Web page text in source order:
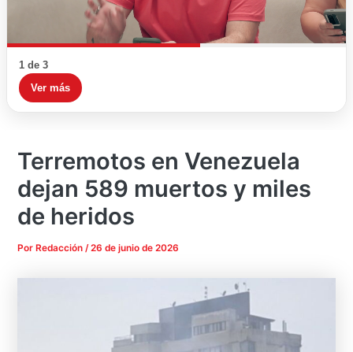
1 de 3
Ver más
Terremotos en Venezuela
dejan 589 muertos y miles
de heridos
Por Redacción/26 de junio de 2026